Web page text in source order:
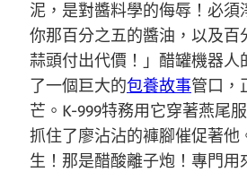
泥，是對醬料學的侮辱！必須
你那百分之五的醬油，以及百
蒜頭付出代價！」醋罐機器人
了一個巨大的包養故事管口，
芒。K-999特務用它穿著燕尾
抓住了廖沾沾的褲腳催促著他
生！那是醋酸離子炮！專門用